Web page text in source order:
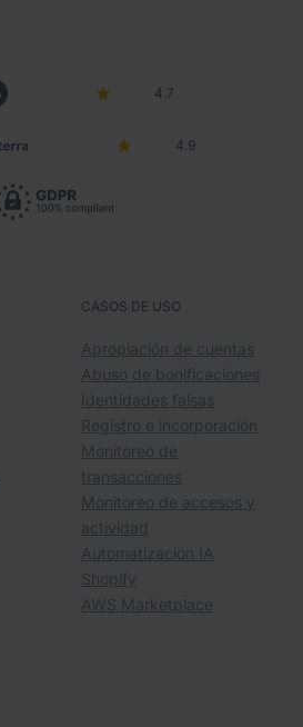
4.7
4.9
CASOS DE USO
Apropiación de cuentas
Abuso de bonificaciones
Identidades falsas
Registro e incorporación
Monitoreo de
transacciones
Monitoreo de accesos y
actividad
Automatización IA
Shopify
AWS Marketplace